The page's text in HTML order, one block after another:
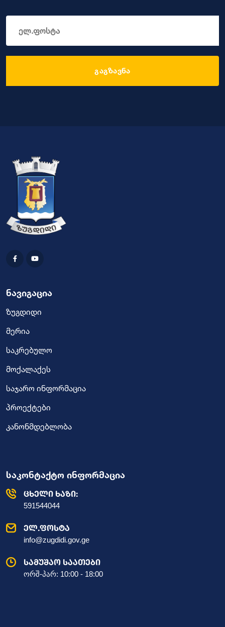
გაგზავნა
ნავიგაცია
ზუგდიდი
მერია
საკრებულო
მოქალაქეს
საჯარო ინფორმაცია
პროექტები
კანონმდებლობა
საკონტაქტო ინფორმაცია
ცხელი ხაზი:
591544044
ელ.ფოსტა
info@zugdidi.gov.ge
სამუშაო საათები
ორშ-პარ: 10:00 - 18:00